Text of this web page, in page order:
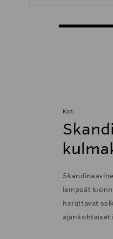
Koti
lempeät
herättävät
ajankohtaiset